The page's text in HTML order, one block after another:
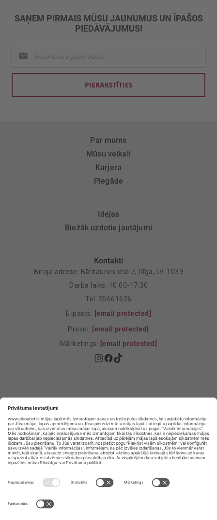
SAŅEM PIRMAIS MŪSU JAUNUMUS UN ĪPAŠOS
PIEDĀVĀJUMUS!
jaunumu
saņemšanai:
PIERAKSTĪTIES
Par mums
Mūsu veikali
Karjera
Piegāde
Idejas
Biežāk uzdotie jautājumi
Kontakti
Biroja adrese: Bērzaunes iela 7, Rīga, LV-1039
Darba laiks: 10.00-17.30
Tel: 25661626
E-pasts: [email protected]
Presei: [email protected]
Mārketings: [email protected]
Privātuma Iestatījumi
E-veikala lietošanas noteikumi